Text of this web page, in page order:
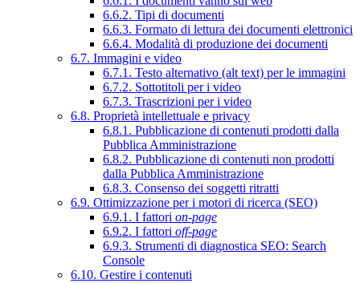
6.6.2. Tipi di documenti
6.6.3. Formato di lettura dei documenti elettronici
6.6.4. Modalità di produzione dei documenti
6.7. Immagini e video
6.7.1. Testo alternativo (alt text) per le immagini
6.7.2. Sottotitoli per i video
6.7.3. Trascrizioni per i video
6.8. Proprietà intellettuale e privacy
6.8.1. Pubblicazione di contenuti prodotti dalla
Pubblica Amministrazione
6.8.2. Pubblicazione di contenuti non prodotti
dalla Pubblica Amministrazione
6.8.3. Consenso dei soggetti ritratti
6.9. Ottimizzazione per i motori di ricerca (SEO)
6.9.1. I fattori on-page
6.9.2. I fattori off-page
6.9.3. Strumenti di diagnostica SEO: Search
Console
6.10. Gestire i contenuti